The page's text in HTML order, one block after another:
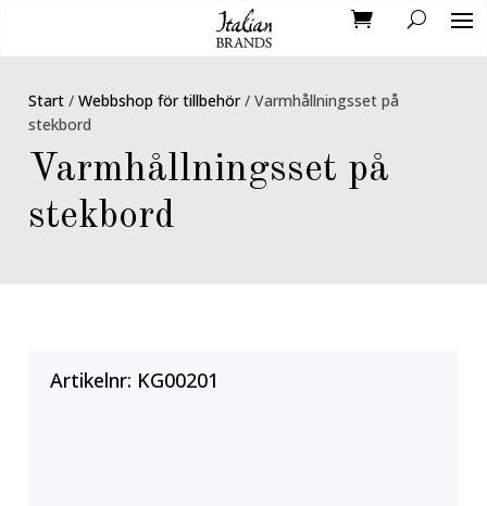
Start /Webbshop för tillbehör/Varmhållningsset på
stekbord
Varmhållningsset på
stekbord
Artikelnr: KG00201